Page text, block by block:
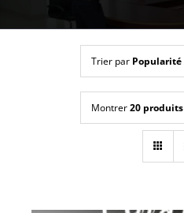
Trier par Popularité
Montrer20 produits